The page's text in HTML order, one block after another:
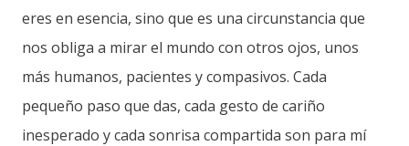
eres en esencia, sino que es una circunstancia que
nos obliga a mirar el mundo con otros ojos, unos
más humanos, pacientes y compasivos. Cada
pequeño paso que das, cada gesto de cariño
inesperado y cada sonrisa compartida son para mí